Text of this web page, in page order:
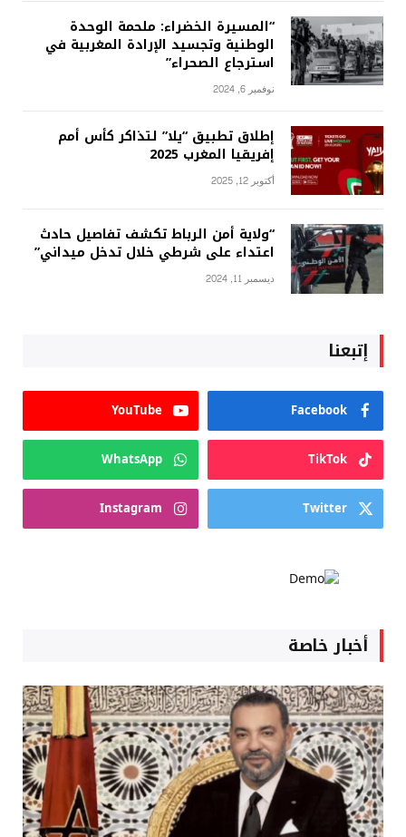
“المسيرة الخضراء: ملحمة الوحدة
الوطنية وتجسيد الإرادة المغربية في
استرجاع الصحراء”
نوفمبر 6, 2024
إطلاق تطبيق “يلا” لتذاكر كأس أمم
إفريقيا المغرب 2025
أكتوبر 12, 2025
“ولاية أمن الرباط تكشف تفاصيل حادث
اعتداء على شرطي خلال تدخل ميداني”
ديسمبر 11, 2024
إتبعنا
Facebook
YouTube
TikTok
WhatsApp
Twitter
Instagram
أخبار خاصة